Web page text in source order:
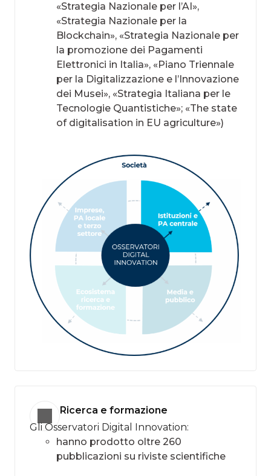
«Strategia Nazionale per l’AI»,
«Strategia Nazionale per la
Blockchain», «Strategia Nazionale per
la promozione dei Pagamenti
Elettronici in Italia», «Piano Triennale
per la Digitalizzazione e l’Innovazione
dei Musei», «Strategia Italiana per le
Tecnologie Quantistiche»; «The state
of digitalisation in EU agriculture»)
Ricerca e formazione
Gli Osservatori Digital Innovation:
hanno prodotto oltre 260
pubblicazioni su riviste scientifiche